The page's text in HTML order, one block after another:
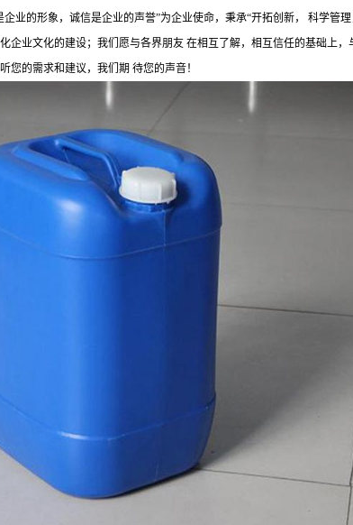
业的形象，诚信是企业的声誉”为企业使命，秉承“开拓创新， 科学
企业文化的建设；我们愿与各界朋友 在相互了解，相互信任的基础上
您的需求和建议，我们期 待您的声音！